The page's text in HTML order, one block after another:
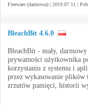
Freeware (darmowa) | 2019.07.11 |
BleachBit 4.6.0
BleachBit - mały,
prywatności użytkownika
korzystaniu z systemu i
przez wykasowanie plików
zrzutów pamięci, historii